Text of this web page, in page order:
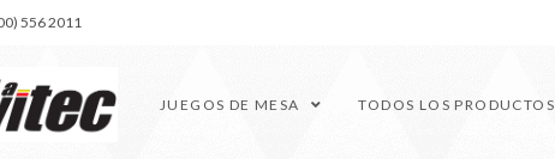
556 2011
JUEGOS DE MESA TODOS LOS PRODUCTOS